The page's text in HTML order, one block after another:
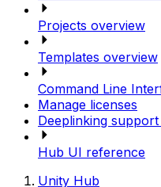
Projects overview
Templates overview
Command Line
Manage licenses
Deeplinking
Hub UI reference
Unity Hub